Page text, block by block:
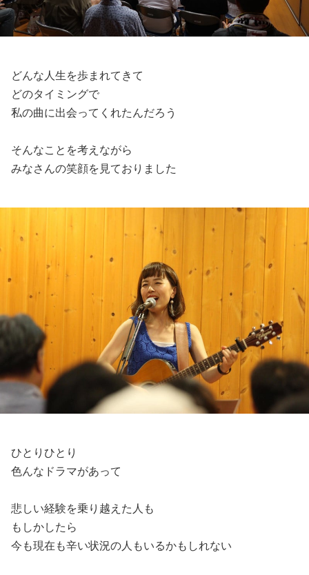
どんな人生を歩まれてきて
どのタイミングで
私の曲に出会ってくれたんだろう
そんなことを考えながら
みなさんの笑顔を見ておりました
ひとりひとり
色んなドラマがあって
悲しい経験を乗り越えた人も
もしかしたら
今も現在も辛い状況の人もいるかもしれない